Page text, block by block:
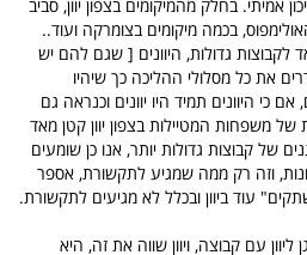
אמיתי. בחלק מהמיקומים בצפון יוון, סביב
בכמה מיקומים בצומרקה ועוד..
לקבוצות גדולות, היוונים [ שגם להם יש
את כל מסלולי ההליכה כך שיהיו
כי היוונים תמיד היו יוונים וכנראה גם
של משפחות המטיילות בצפון יוון קטן מאד
של קבוצות גדולות יותר, אנו כן שומעים
וזה רק ממה שמגיע לתקשורת, אספר
עוד ביוון ובכלל לא מגיעים לתקשורת.
עם קבוצה, ויוון שווה את זה, היא